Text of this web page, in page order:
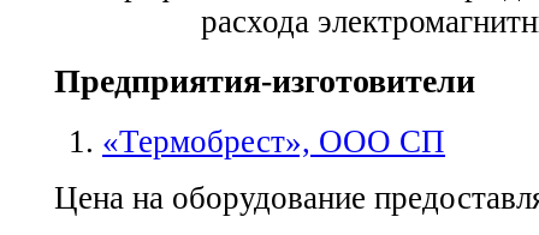
Предприятия-изготовители
«Термобрест», ООО СП
Цена на оборудование